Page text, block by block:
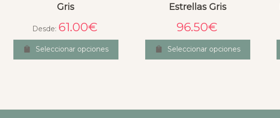
Gris
Desde: 61.00€
Seleccionar opciones
Estrellas Gris
96.50€
Seleccionar opciones